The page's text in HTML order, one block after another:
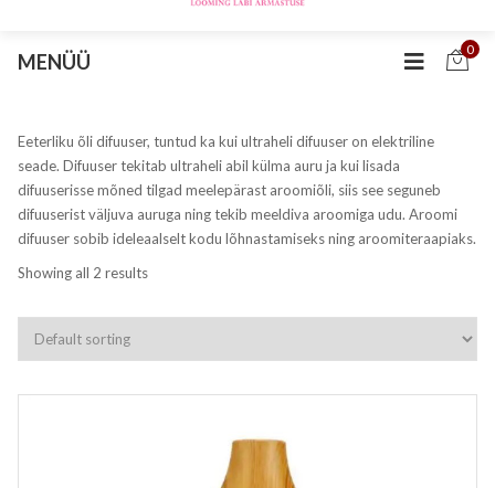
MENÜÜ
0
Eeterliku õli difuuser, tuntud ka kui ultraheli difuuser on elektriline
seade. Difuuser tekitab ultraheli abil külma auru ja kui lisada
difuuserisse mõned tilgad meelepärast aroomiõli, siis see seguneb
difuuserist väljuva auruga ning tekib meeldiva aroomiga udu. Aroomi
difuuser sobib ideleaalselt kodu lõhnastamiseks ning aroomiteraapiaks.
Showing all 2 results